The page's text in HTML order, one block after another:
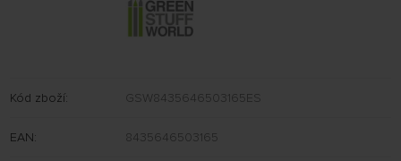
Kód zboží: GSW8435646503165ES
EAN: 8435646503165